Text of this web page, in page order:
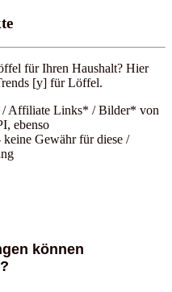
für Ihren Haushalt? Hier
[y] für Löffel.
/ Affiliate Links* / Bilder* von
ebenso
keine Gewähr für diese /
können